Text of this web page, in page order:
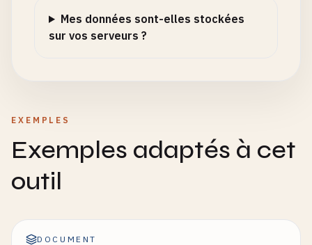
Mes données sont-elles stockées
sur vos serveurs ?
EXEMPLES
Exemples adaptés à cet
outil
DOCUMENT